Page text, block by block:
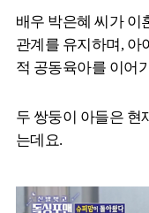
배우 박은혜 씨가 이
관계를 유지하며, 아
적 공동육아를 이어
두 쌍둥이 아들은 현
는데요.